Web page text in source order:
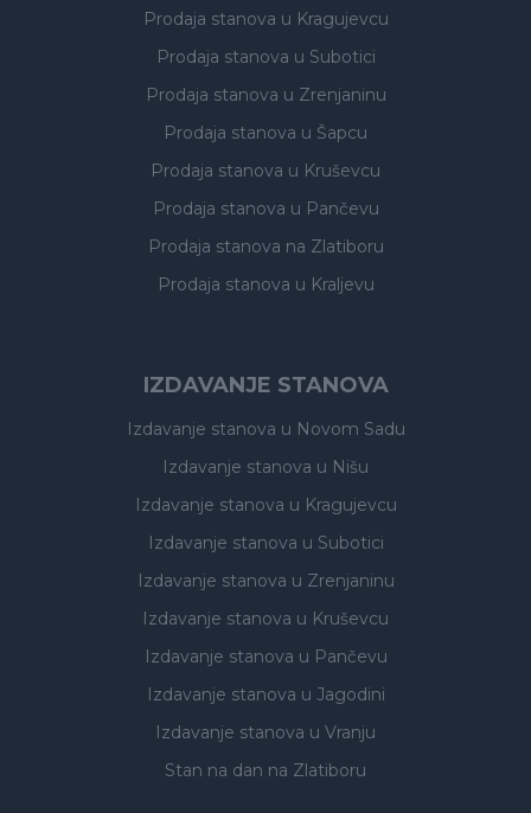
Prodaja stanova u Kragujevcu
Prodaja stanova u Subotici
Prodaja stanova u Zrenjaninu
Prodaja stanova u Šapcu
Prodaja stanova u Kruševcu
Prodaja stanova u Pančevu
Prodaja stanova na Zlatiboru
Prodaja stanova u Kraljevu
IZDAVANJE STANOVA
Izdavanje stanova u Novom Sadu
Izdavanje stanova u Nišu
Izdavanje stanova u Kragujevcu
Izdavanje stanova u Subotici
Izdavanje stanova u Zrenjaninu
Izdavanje stanova u Kruševcu
Izdavanje stanova u Pančevu
Izdavanje stanova u Jagodini
Izdavanje stanova u Vranju
Stan na dan na Zlatiboru